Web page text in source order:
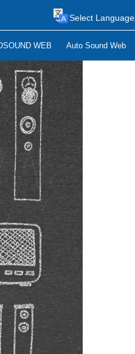
WEB Auto Sound Web
Select Language